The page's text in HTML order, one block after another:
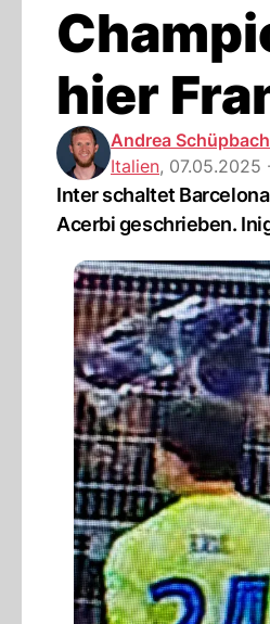
hier
Andrea Schüpbach
Italien, 07.05.2025
Inter schaltet
Acerbi geschrieben.